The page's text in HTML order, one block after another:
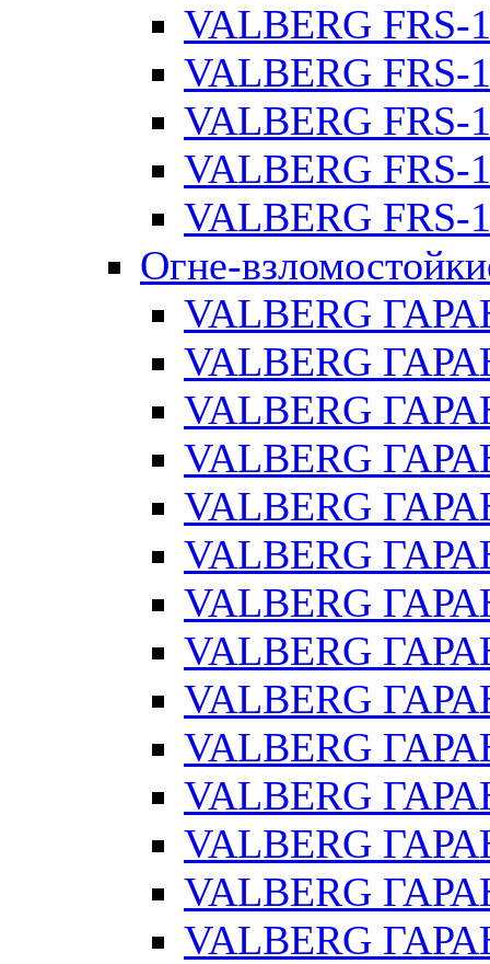
VALBERG FRS-
VALBERG FRS-
VALBERG FRS-
VALBERG FRS-
VALBERG FRS-
Огне-
VALBERG
VALBERG
VALBERG
VALBERG
VALBERG
VALBERG
VALBERG
VALBERG
VALBERG
VALBERG
VALBERG
VALBERG
VALBERG
VALBERG